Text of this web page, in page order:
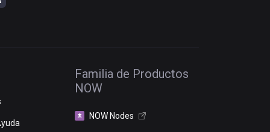
Familia de Productos
NOW
NOW Nodes